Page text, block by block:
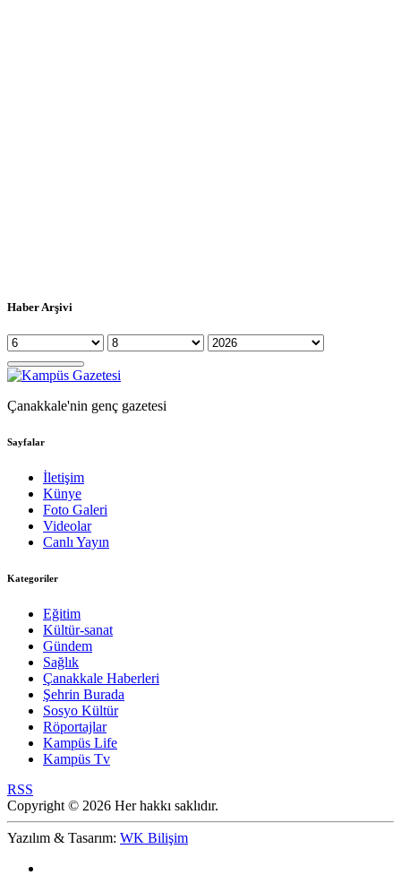
Haber Arşivi
Çanakkale'nin genç gazetesi
Sayfalar
İletişim
Künye
Foto Galeri
Videolar
Canlı Yayın
Kategoriler
Eğitim
Kültür-sanat
Gündem
Sağlık
Çanakkale Haberleri
Şehrin Burada
Sosyo Kültür
Röportajlar
Kampüs Life
Kampüs Tv
RSS
Copyright © 2026 Her hakkı saklıdır.
Yazılım & Tasarım: WK Bilişim